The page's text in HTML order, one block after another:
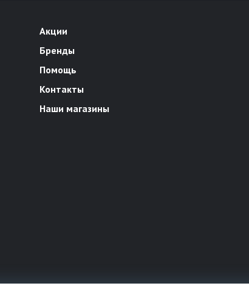
Акции
Бренды
Помощь
Контакты
Наши магазины